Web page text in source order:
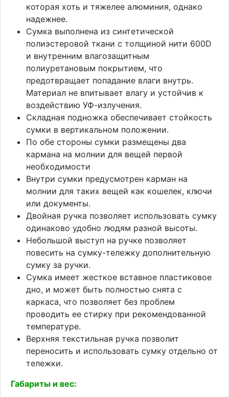
которая хоть и тяжелее алюминия, однако
надежнее.
Сумка выполнена из синтетической
полиэстеровой ткани с толщиной нити 600D
и внутренним влагозащитным
полиуретановым покрытием, что
предотвращает попадание влаги внутрь.
Материал не впитывает влагу и устойчив к
воздействию УФ-излучения.
Складная подножка обеспечивает стойкость
сумки в вертикальном положении.
По обе стороны сумки размещены два
кармана на молнии для вещей первой
необходимости
Внутри сумки предусмотрен карман на
молнии для таких вещей как кошелек, ключи
или документы.
Двойная ручка позволяет использовать сумку
одинаково удобно людям разной высоты.
Небольшой выступ на ручке позволяет
повесить на сумку-тележку дополнительную
сумку за ручки.
Сумка имеет жесткое вставное пластиковое
дно, и может быть полностью снята с
каркаса, что позволяет без проблем
проводить ее стирку при рекомендованной
температуре.
Верхняя текстильная ручка позволит
переносить и использовать сумку отдельно от
тележки.
Габариты и вес: